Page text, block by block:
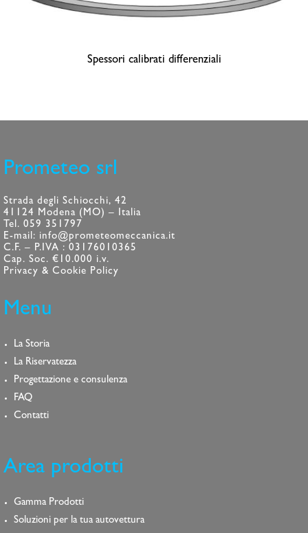
Spessori calibrati differenziali
Prometeo srl
Strada degli Schiocchi, 42
41124 Modena (MO) – Italia
Tel. 059 351797
E-mail: info@prometeomeccanica.it
C.F. – P.IVA : 03176010365
Cap. Soc. €10.000 i.v.
Privacy & Cookie Policy
Menu
La Storia
La Riservatezza
Progettazione e consulenza
FAQ
Contatti
Area prodotti
Gamma Prodotti
Soluzioni per la tua autovettura